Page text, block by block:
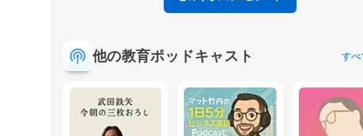
他の教育ポッドキャスト すべ